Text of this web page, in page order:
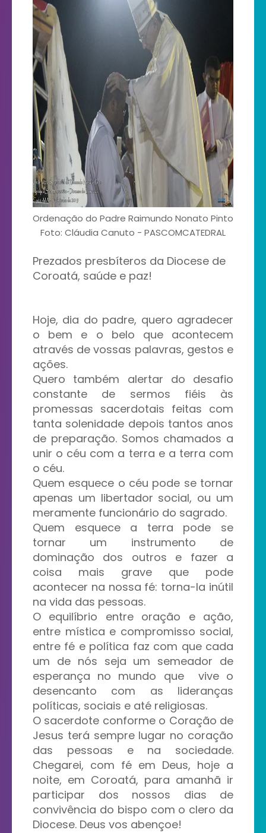
Ordenação do Padre Raimundo Nonato Pinto
Foto: Cláudia Canuto - PASCOMCATEDRAL
Prezados presbíteros da Diocese de
Coroatá, saúde e paz!
Hoje, dia do padre, quero agradecer
o bem e o belo que acontecem
através de vossas palavras, gestos e
ações.
Quero também alertar do desafio
constante de sermos fiéis às
promessas sacerdotais feitas com
tanta solenidade depois tantos anos
de preparação. Somos chamados a
unir o céu com a terra e a terra com
o céu.
Quem esquece o céu pode se tornar
apenas um libertador social, ou um
meramente funcionário do sagrado.
Quem esquece a terra pode se
tornar um instrumento de
dominação dos outros e fazer a
coisa mais grave que pode
acontecer na nossa fé: torna-la inútil
na vida das pessoas.
O equilíbrio entre oração e ação,
entre mística e compromisso social,
entre fé e política faz com que cada
um de nós seja um semeador de
esperança no mundo que vive o
desencanto com as lideranças
políticas, sociais e até religiosas.
O sacerdote conforme o Coração de
Jesus terá sempre lugar no coração
das pessoas e na sociedade.
Chegarei, com fé em Deus, hoje a
noite, em Coroatá, para amanhã ir
participar dos nossos dias de
convivência do bispo com o clero da
Diocese. Deus vos abençoe!